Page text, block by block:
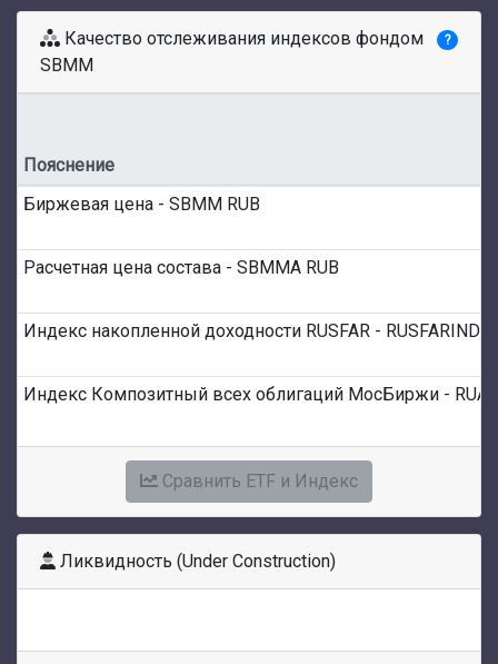
Качество отслеживания индексов фондом
SBMM
?
Пояснение
Биржевая цена - SBMM RUB
Расчетная цена состава - SBMMA RUB
Индекс накопленной доходности RUSFAR - RUSFARIND
Индекс Композитный всех облигаций МосБиржи -
Сравнить ETF и Индекс
Ликвидность (Under Construction)